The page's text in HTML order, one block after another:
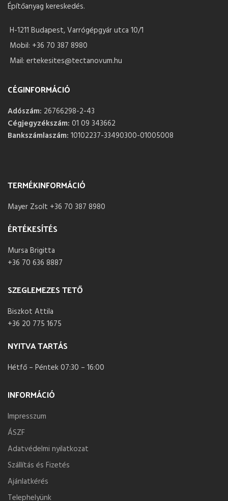
Építőanyag kereskedés.
H-1211 Budapest, Varrógépgyár utca 10/1
Mobil: +36 70 387 8980
Mail: ertekesites@tectanovum.hu
CÉGINFORMÁCIÓ
Adószám: 26766298-2-43
Cégjegyzékszám: 01 09 343662
Bankszámlaszám: 10102237-33490300-01005008
TERMÉKINFORMÁCIÓ
Mayer Zsolt +36 70 387 8980
ÉRTÉKESÍTÉS
Mursa Brigitta
+36 70 636 8887
SZEGLEMEZES TETŐ
Biszkot Attila
+36 20 775 1675
NYITVA TARTÁS
Hétfő – Péntek 07:30 – 16:00
INFORMÁCIÓ
Impresszum
ÁSZF
Adatvédelmi nyilatkozat
Szállítás és Fizetés
Ajánlatkérés
Telephelyünk